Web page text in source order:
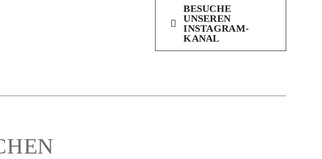
BESUCHE
UNSEREN
INSTAGRAM-
KANAL